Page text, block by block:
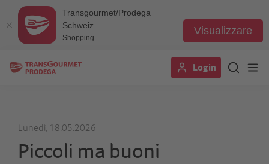
Transgourmet/Prodega
Schweiz
Shopping
Visualizzare
Login
Lunedì, 18.05.2026
Piccoli ma buoni